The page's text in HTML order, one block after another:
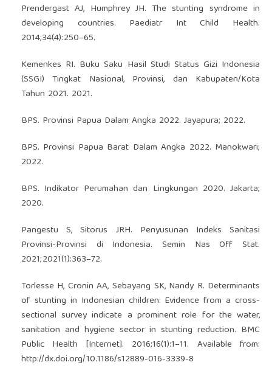
Prendergast AJ, Humphrey JH. The stunting syndrome in
developing countries. Paediatr Int Child Health.
2014;34(4):250–65.
Kemenkes RI. Buku Saku Hasil Studi Status Gizi Indonesia
(SSGI) Tingkat Nasional, Provinsi, dan Kabupaten/Kota
Tahun 2021. 2021.
BPS. Provinsi Papua Dalam Angka 2022. Jayapura; 2022.
BPS. Provinsi Papua Barat Dalam Angka 2022. Manokwari;
2022.
BPS. Indikator Perumahan dan Lingkungan 2020. Jakarta;
2020.
Pangestu S, Sitorus JRH. Penyusunan Indeks Sanitasi
Provinsi-Provinsi di Indonesia. Semin Nas Off Stat.
2021;2021(1):363–72.
Torlesse H, Cronin AA, Sebayang SK, Nandy R. Determinants
of stunting in Indonesian children: Evidence from a cross-
sectional survey indicate a prominent role for the water,
sanitation and hygiene sector in stunting reduction. BMC
Public Health [Internet]. 2016;16(1):1–11. Available from:
http://dx.doi.org/10.1186/s12889-016-3339-8